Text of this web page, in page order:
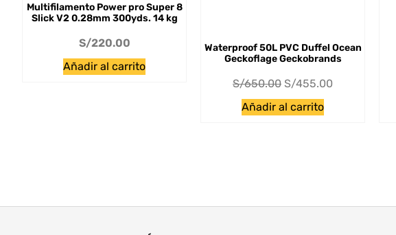
Multifilamento Power pro Super 8
Slick V2 0.28mm 300yds. 14 kg
S/220.00
Añadir al carrito
Waterproof 50L PVC Duffel Ocean
Geckoflage Geckobrands
S/650.00 S/455.00
Añadir al carrito